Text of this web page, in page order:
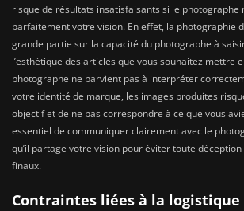
risque de résultats insatisfaisants si le photographe
parfaitement votre vision. En effet, la photographie
grande partie sur la capacité du photographe à
l’esthétique des articles que vous souhaitez mettre
photographe ne parvient pas à interpréter
votre identité de marque, les images produites
objectif et de ne pas correspondre à ce que vous
essentiel de communiquer clairement avec le
qu’il partage votre vision pour éviter toute
finaux.
Contraintes liées à la logistique